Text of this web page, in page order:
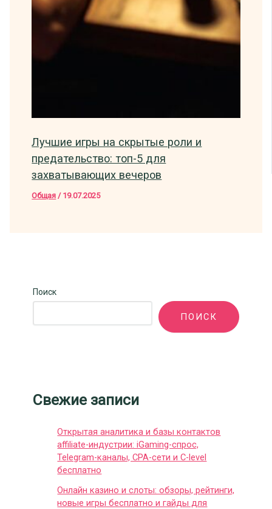
Лучшие игры на скрытые роли и
предательство: топ-5 для
захватывающих вечеров
Общая / 19.07.2025
Поиск
ПОИСК
Свежие записи
Открытая аналитика и базы контактов
affiliate-индустрии: iGaming-спрос,
Telegram-каналы, CPA-сети и C-level
бесплатно
Онлайн казино и слоты: обзоры, рейтинги,
новые игры бесплатно и гайды для